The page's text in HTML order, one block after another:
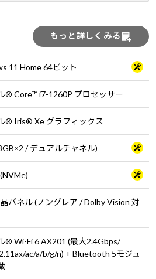
もっと詳しくみる
11 Home 64ビット
® Core™ i7-1260P プロセッサー
® Iris® Xe グラフィックス
/ デュアルチャネル)
パネル (ノングレア / Dolby Vision 対
® Wi-Fi 6 AX201 (最大2.4Gbps/
ac/a/b/g/n) + Bluetooth 5モジュ